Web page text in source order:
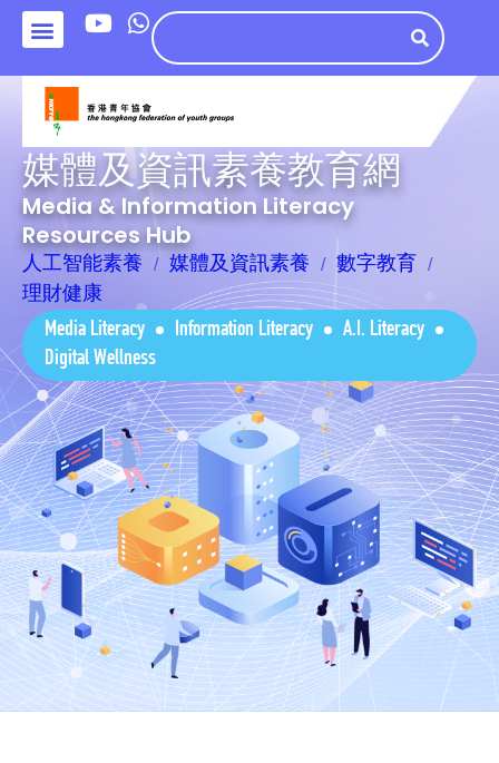
媒體及資訊素養教育網
Media & Information Literacy
Resources Hub
人工智能素養 媒體及資訊素養
數字教育
理財健康
Media Literacy Information Literacy
A.I. Literacy
Digital Wellness